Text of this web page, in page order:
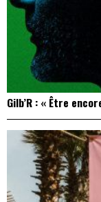
Gilb’R : « Être